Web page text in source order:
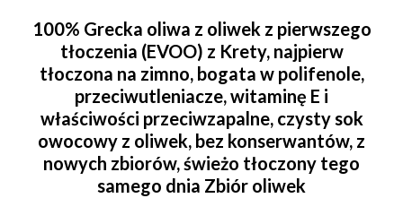
100% Grecka oliwa z oliwek z pierwszego
tłoczenia (EVOO) z Krety, najpierw
tłoczona na zimno, bogata w polifenole,
przeciwutleniacze, witaminę E i
właściwości przeciwzapalne, czysty sok
owocowy z oliwek, bez konserwantów, z
nowych zbiorów, świeżo tłoczony tego
samego dnia Zbiór oliwek